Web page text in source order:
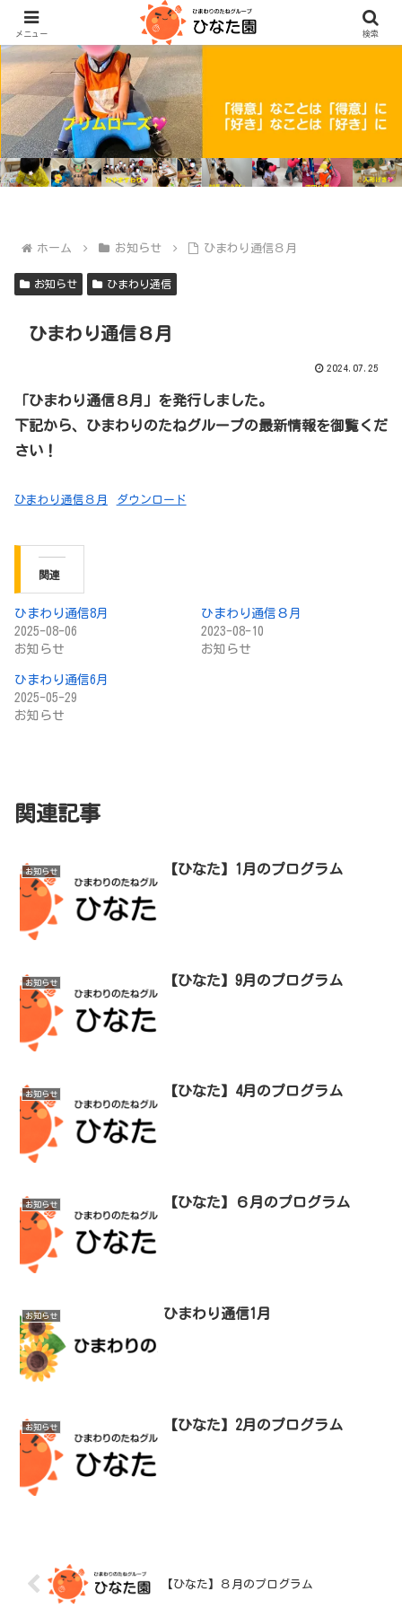
ホーム お知らせ ひまわり通信８月
お知らせ ひまわり通信
ひまわり通信８月
2024.07.25
「ひまわり通信８月」を発行しました。
下記から、ひまわりのたねグループの最新情報を御覧くだ
さい！
ひまわり通信８月 ダウンロード
関連
ひまわり通信8月
2025-08-06
お知らせ
ひまわり通信８月
2023-08-10
お知らせ
ひまわり通信6月
2025-05-29
お知らせ
関連記事
お知らせ 【ひなた】1月のプログラム
お知らせ 【ひなた】9月のプログラム
お知らせ 【ひなた】4月のプログラム
お知らせ 【ひなた】６月のプログラム
お知らせ ひまわり通信1月
お知らせ 【ひなた】2月のプログラム
【ひなた】８月のプログラム
メニュー 検索